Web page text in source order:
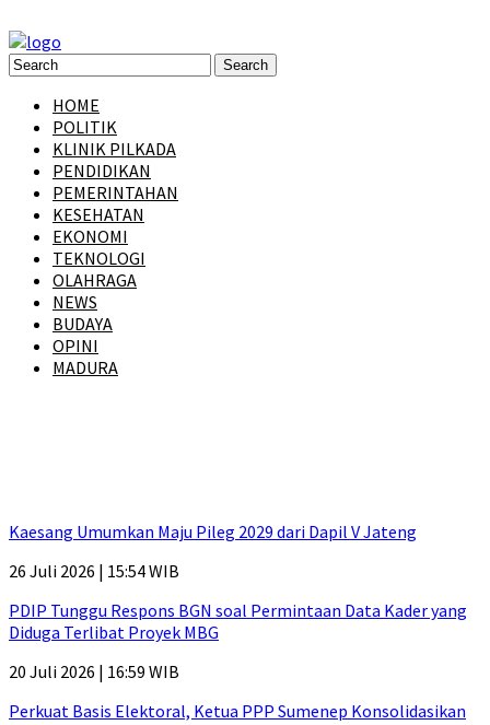
HOME
POLITIK
KLINIK PILKADA
PENDIDIKAN
PEMERINTAHAN
KESEHATAN
EKONOMI
TEKNOLOGI
OLAHRAGA
NEWS
BUDAYA
OPINI
MADURA
Kaesang Umumkan Maju Pileg 2029 dari Dapil V Jateng
26 Juli 2026 | 15:54 WIB
PDIP Tunggu Respons BGN soal Permintaan Data Kader yang
Diduga Terlibat Proyek MBG
20 Juli 2026 | 16:59 WIB
Perkuat Basis Elektoral, Ketua PPP Sumenep Konsolidasikan